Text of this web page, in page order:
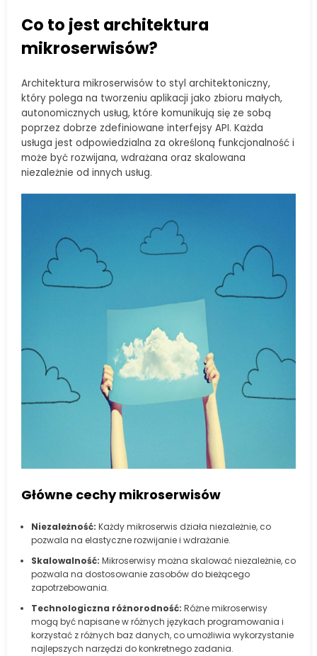
Co to jest architektura
mikroserwisów?
Architektura mikroserwisów to styl architektoniczny,
który polega na tworzeniu aplikacji jako zbioru małych,
autonomicznych usług, które komunikują się ze sobą
poprzez dobrze zdefiniowane interfejsy API. Każda
usługa jest odpowiedzialna za określoną funkcjonalność i
może być rozwijana, wdrażana oraz skalowana
niezależnie od innych usług.
Główne cechy mikroserwisów
Niezależność: Każdy mikroserwis działa niezależnie, co
pozwala na elastyczne rozwijanie i wdrażanie.
Skalowalność: Mikroserwisy można skalować niezależnie, co
pozwala na dostosowanie zasobów do bieżącego
zapotrzebowania.
Technologiczna różnorodność: Różne mikroserwisy
mogą być napisane w różnych językach programowania i
korzystać z różnych baz danych, co umożliwia wykorzystanie
najlepszych narzędzi do konkretnego zadania.